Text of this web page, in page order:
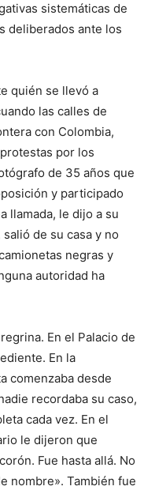
sistemáticas de
deliberados ante los
quién se llevó a
las calles de
con Colombia,
por los
de 35 años que
y participado
llamada, le dijo a su
de su casa y no
negras y
autoridad ha
En el Palacio de
En la
comenzaba desde
recordaba su caso,
cada vez. En el
le dijeron que
Fue hasta allá. No
nombre». También fue